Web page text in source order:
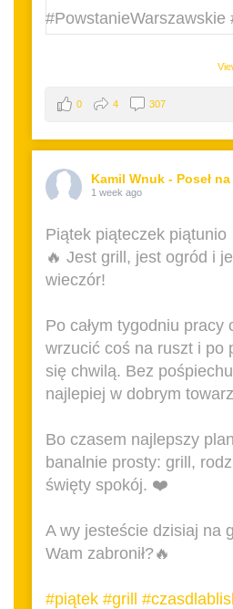
0 4 307
Kamil Wnuk - Poseł na
1 week ago
Piątek piąteczek piątunio
🔥 Jest grill, jest ogród i
wieczór!
Po całym tygodniu pracy
wrzucić coś na ruszt i po
się chwilą. Bez
najlepiej w dobrym
Bo czasem najlepszy
banalnie prosty: grill,
święty spokój. ❤️
A wy jesteście dzisiaj na
Wam zabronił?🔥
#piątek #grill